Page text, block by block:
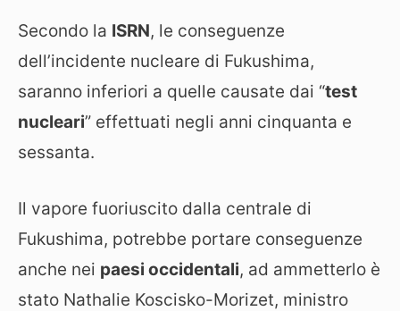
Secondo la ISRN, le conseguenze
dell’incidente nucleare di Fukushima,
saranno inferiori a quelle causate dai “test
nucleari” effettuati negli anni cinquanta e
sessanta.
Il vapore fuoriuscito dalla centrale di
Fukushima, potrebbe portare conseguenze
anche nei paesi occidentali, ad ammetterlo è
stato Nathalie Koscisko-Morizet, ministro